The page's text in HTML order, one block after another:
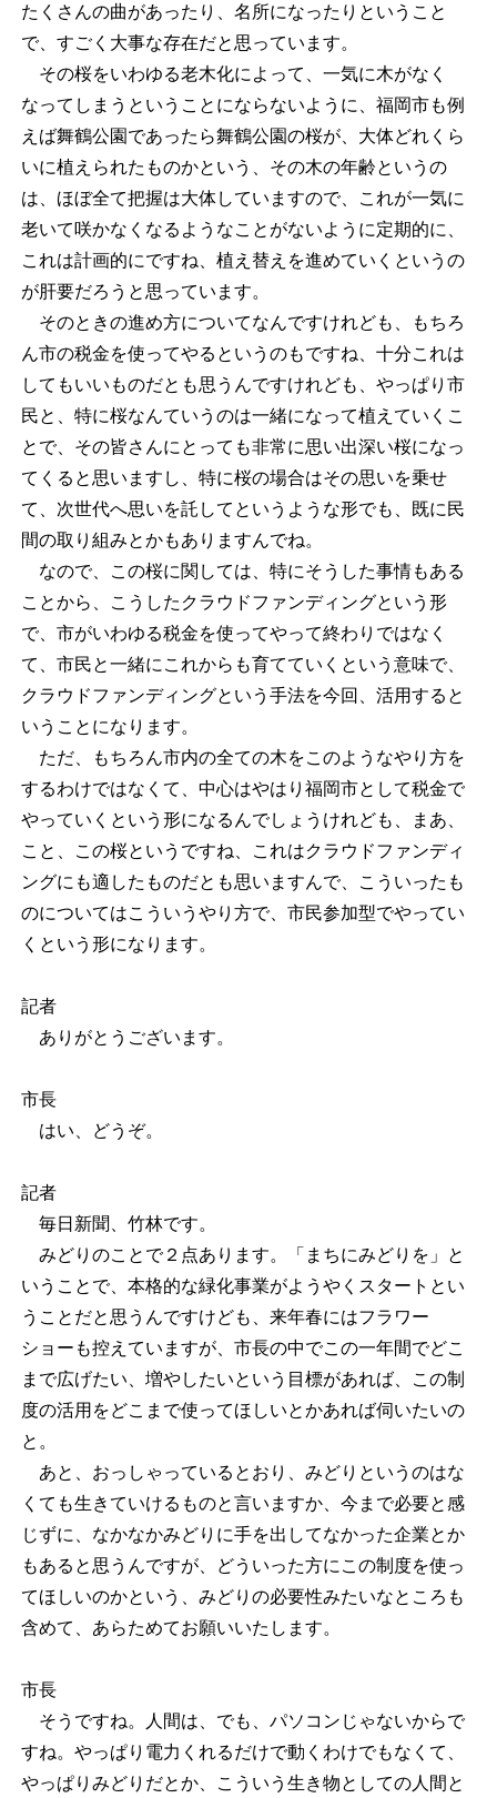
たくさんの曲があったり、名所になったりということ
で、すごく大事な存在だと思っています。
その桜をいわゆる老木化によって、一気に木がなく
なってしまうということにならないように、福岡市も例
えば舞鶴公園であったら舞鶴公園の桜が、大体どれくら
いに植えられたものかという、その木の年齢というの
は、ほぼ全て把握は大体していますので、これが一気に
老いて咲かなくなるようなことがないように定期的に、
これは計画的にですね、植え替えを進めていくというの
が肝要だろうと思っています。
そのときの進め方についてなんですけれども、もちろ
ん市の税金を使ってやるというのもですね、十分これは
してもいいものだとも思うんですけれども、やっぱり市
民と、特に桜なんていうのは一緒になって植えていくこ
とで、その皆さんにとっても非常に思い出深い桜になっ
てくると思いますし、特に桜の場合はその思いを乗せ
て、次世代へ思いを託してというような形でも、既に民
間の取り組みとかもありますんでね。
なので、この桜に関しては、特にそうした事情もある
ことから、こうしたクラウドファンディングという形
で、市がいわゆる税金を使ってやって終わりではなく
て、市民と一緒にこれからも育てていくという意味で、
クラウドファンディングという手法を今回、活用すると
いうことになります。
ただ、もちろん市内の全ての木をこのようなやり方を
するわけではなくて、中心はやはり福岡市として税金で
やっていくという形になるんでしょうけれども、まあ、
こと、この桜というですね、これはクラウドファンディ
ングにも適したものだとも思いますんで、こういったも
のについてはこういうやり方で、市民参加型でやってい
くという形になります。
記者
ありがとうございます。
市長
はい、どうぞ。
記者
毎日新聞、竹林です。
みどりのことで２点あります。「まちにみどりを」と
いうことで、本格的な緑化事業がようやくスタートとい
うことだと思うんですけども、来年春にはフラワー
ショーも控えていますが、市長の中でこの一年間でどこ
まで広げたい、増やしたいという目標があれば、この制
度の活用をどこまで使ってほしいとかあれば伺いたいの
と。
あと、おっしゃっているとおり、みどりというのはな
くても生きていけるものと言いますか、今まで必要と感
じずに、なかなかみどりに手を出してなかった企業とか
もあると思うんですが、どういった方にこの制度を使っ
てほしいのかという、みどりの必要性みたいなところも
含めて、あらためてお願いいたします。
市長
そうですね。人間は、でも、パソコンじゃないからで
すね。やっぱり電力くれるだけで動くわけでもなくて、
やっぱりみどりだとか、こういう生き物としての人間と